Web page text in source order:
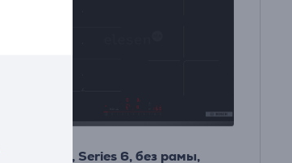
Bosch, Series 6, без рамы,